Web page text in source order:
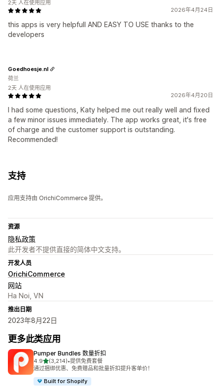
2026年4月24日
this apps is very helpfull AND EASY TO USE thanks to the
developers
2天 人在使用应用
2026年4月20日
I had some questions, Katy helped me out really well and fixed
a few minor issues immediately. The app works great, it's free
of charge and the customer support is outstanding.
Recommended!
Goedhoesje.nl
荷兰
2天 人在使用应用
支持
应用支持由 OrichiCommerce 提供。
资源
隐私政策
此开发者不提供直接的简体中文支持。
开发人员
OrichiCommerce
网站
Ha Noi, VN
推出日期
2023年8月22日
更多此类应用
Pumper Bundles 数量折扣
4.9星（满分 5 星）
(3,214)
总共 3214 条评论
•提供免费套餐
通过捆绑优惠、免费赠品和批量折扣提升客单价！
Built for Shopify